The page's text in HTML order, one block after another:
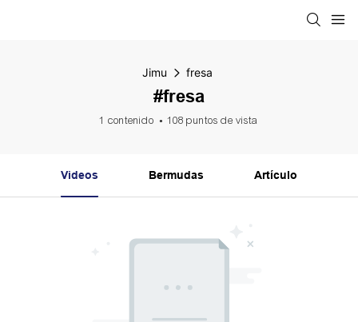
Jimu fresa
#fresa
1 contenido 108 puntos de vista
Videos Bermudas Artículo